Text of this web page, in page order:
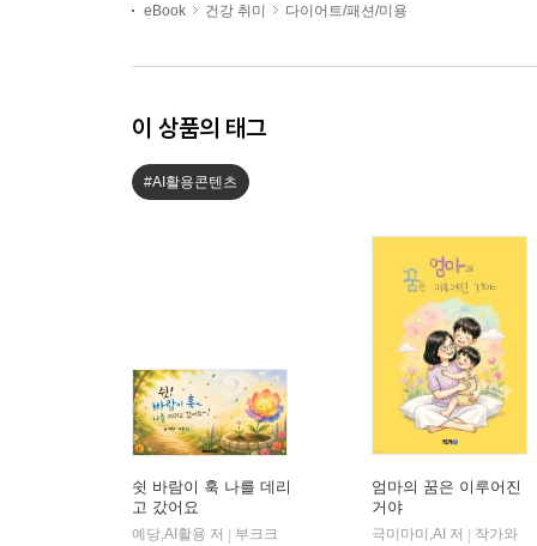
eBook 건강 취미 다이어트/패션/미용
이 상품의 태그
#AI활용콘텐츠
쉿 바람이 훅 나를 데리
고 갔어요
예당,AI활용 저 | 부크크
엄마의 꿈은 이루어진
거야
극미마미,AI 저 | 작가와